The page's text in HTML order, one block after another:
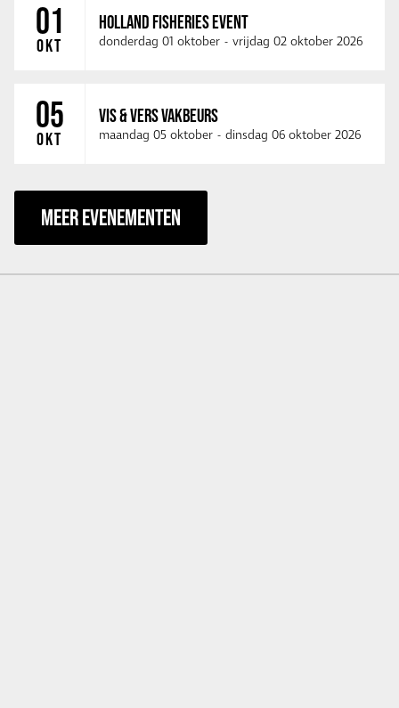
01
OKT
HOLLAND FISHERIES EVENT
donderdag 01 oktober - vrijdag 02 oktober 2026
05
OKT
VIS & VERS VAKBEURS
maandag 05 oktober - dinsdag 06 oktober 2026
MEER EVENEMENTEN